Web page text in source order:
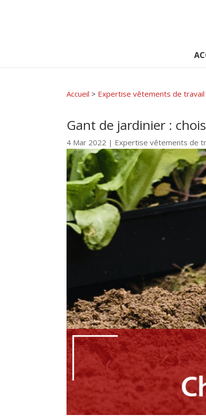
Accueil > Expertise vêtements de travail
Gant de jardinier :
4 Mar 2022 | Expertise vêtements de